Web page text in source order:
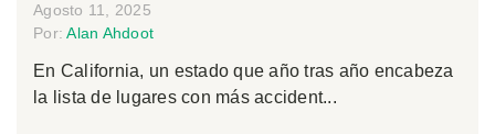
Agosto 11, 2025
Por:Alan Ahdoot
En California, un estado que año tras año encabeza
la lista de lugares con más accident...